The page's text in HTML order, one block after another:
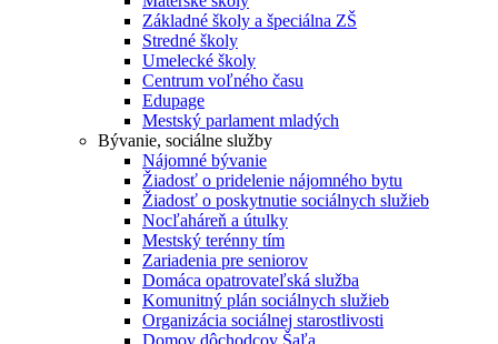
Základné školy a špeciálna ZŠ
Stredné školy
Umelecké školy
Centrum voľného času
Edupage
Mestský parlament mladých
Bývanie, sociálne služby
Nájomné bývanie
Žiadosť o pridelenie nájomného bytu
Žiadosť o poskytnutie sociálnych služieb
Nocľaháreň a útulky
Mestský terénny tím
Zariadenia pre seniorov
Domáca opatrovateľská služba
Komunitný plán sociálnych služieb
Organizácia sociálnej starostlivosti
Domov dôchodcov Šaľa